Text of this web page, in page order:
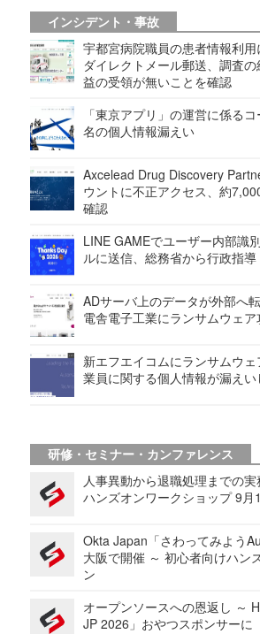
インシデント・事故
宇都宮病院職員の患者情報利
ダイレクトメール郵送、調査
益の受領が無いことを確認
「東京アプリ」の運営に係る
名の個人情報漏えい
Axcelead Drug Discovery
ウントに不正アクセス、約
確認
LINE GAMEでユーザー内部識
ルに送信、総務省から行政指導
ADサーバ上のデータが外部へ
電舎電子工業にランサムウェア
新エフエイコムにランサムウ
業員に関する個人情報が漏え
研修・セミナー・カンファレンス
人事異動から退職処理までの実
ハンズオンワークショップ 9月
Okta Japan「さわってみよう
大阪で開催 ～ 初心者向けハン
ン
オープンソースへの恩返し ～
JP 2026」おやつスポンサーに